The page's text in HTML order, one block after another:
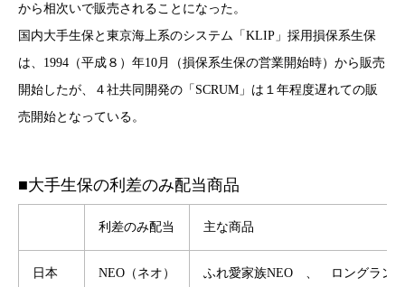
から相次いで販売されることになった。
国内大手生保と東京海上系のシステム「KLIP」採用損保系生保
は、1994（平成８）年10月（損保系生保の営業開始時）から販売
開始したが、４社共同開発の「SCRUM」は１年程度遅れての販
売開始となっている。
■大手生保の利差のみ配当商品
利差のみ配当 主な商品
日本 NEO（ネオ） ふれ愛家族NEO 、 ロングラン